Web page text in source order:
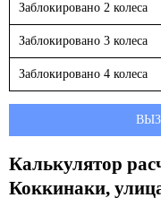
Заблокировано 2 колеса
Заблокировано 3 колеса
Заблокировано 4 колеса
Калькулятор
Коккинаки,